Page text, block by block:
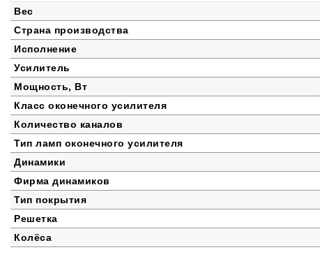
Вес
Страна производства
Исполнение
Усилитель
Мощность, Вт
Класс оконечного усилителя
Количество каналов
Тип ламп оконечного усилителя
Динамики
Фирма динамиков
Тип покрытия
Решетка
Колёса